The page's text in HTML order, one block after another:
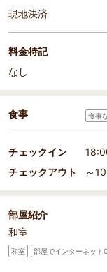
現地決済
料金特記
なし
食事 食事
チェックイン
チェックアウト
～
部屋紹介
和室
和室 部屋でインターネット